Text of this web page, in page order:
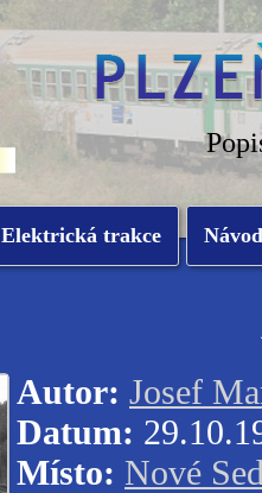
Elektrická trakce
Autor: Josef
Datum:
Místo: Nové